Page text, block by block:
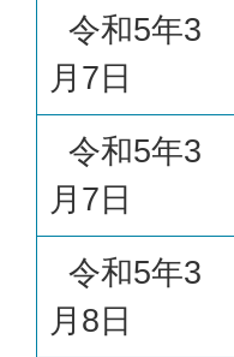
令和5年3
月7日
令和5年3
月7日
令和5年3
月8日